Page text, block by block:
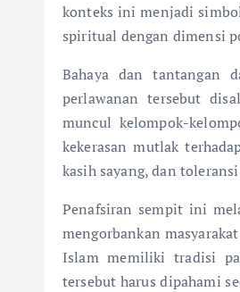
konteks ini menjadi
spiritual dengan dimensi
Bahaya dan tantangan
perlawanan tersebut
muncul kelompok-
kekerasan mutlak
kasih sayang, dan
Penafsiran sempit ini
mengorbankan
Islam memiliki tradisi
tersebut harus dipahami